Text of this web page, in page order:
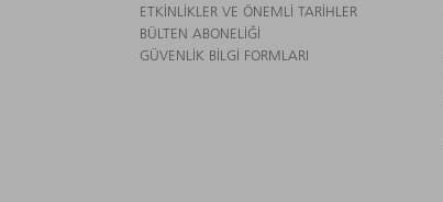
ETKINLIKLER VE ÖNEMLI TARIHLER
BÜLTEN ABONELIĞI
GÜVENLIK BILGI FORMLARI